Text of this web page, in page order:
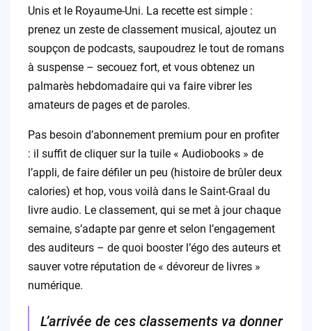
Unis et le Royaume-Uni. La recette est simple :
prenez un zeste de classement musical, ajoutez un
soupçon de podcasts, saupoudrez le tout de romans
à suspense – secouez fort, et vous obtenez un
palmarès hebdomadaire qui va faire vibrer les
amateurs de pages et de paroles.
Pas besoin d’abonnement premium pour en profiter
: il suffit de cliquer sur la tuile « Audiobooks » de
l’appli, de faire défiler un peu (histoire de brûler deux
calories) et hop, vous voilà dans le Saint-Graal du
livre audio. Le classement, qui se met à jour chaque
semaine, s’adapte par genre et selon l’engagement
des auditeurs – de quoi booster l’égo des auteurs et
sauver votre réputation de « dévoreur de livres »
numérique.
L’arrivée de ces classements va donner